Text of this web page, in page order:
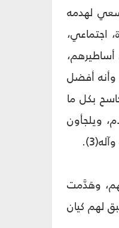
لهدمه
اجتماعي،
وأنه أفضل
بكل ما
ويلجأون
وهَدَّمت
لهم كيان